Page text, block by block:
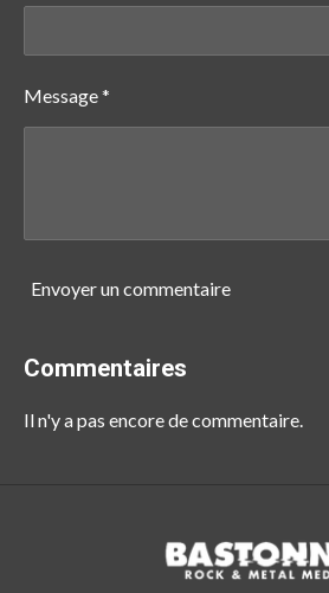
Message *
Envoyer un commentaire
Commentaires
Il n'y a pas encore de commentaire.